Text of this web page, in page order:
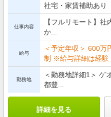
社宅・家賃補助あり
仕事内容
【フルリモート】
か...
給与
＜予定年収＞ 600万
制 ※給与詳細は経験
勤務地
＜勤務地詳細1＞ ゲ
都豊...
詳細を見る